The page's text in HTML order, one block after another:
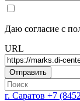
Даю согласие с
URL
г. Саратов +7